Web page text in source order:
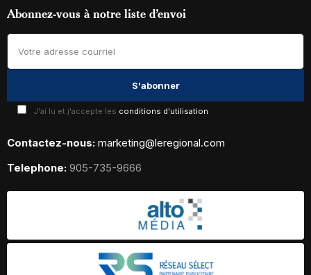
Abonnez-vous à notre liste d’envoi
J'ai lu et j'accepte les conditions d'utilisation
Contactez-nous: marketing@leregional.com
Telephone: 905-735-9666